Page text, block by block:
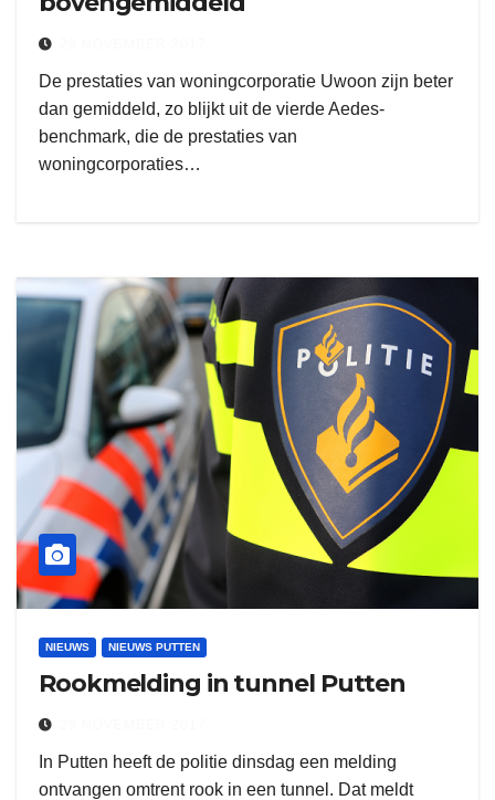
De prestaties van woningcorporatie Uwoon zijn beter
dan gemiddeld, zo blijkt uit de vierde Aedes-
benchmark, die de prestaties van
woningcorporaties…
NIEUWS NIEUWS PUTTEN
Rookmelding in tunnel Putten
In Putten heeft de politie dinsdag een melding
ontvangen omtrent rook in een tunnel. Dat meldt